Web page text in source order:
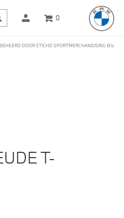
0
DOOR STICHD SPORTMERCHANDISING B.V.
T-